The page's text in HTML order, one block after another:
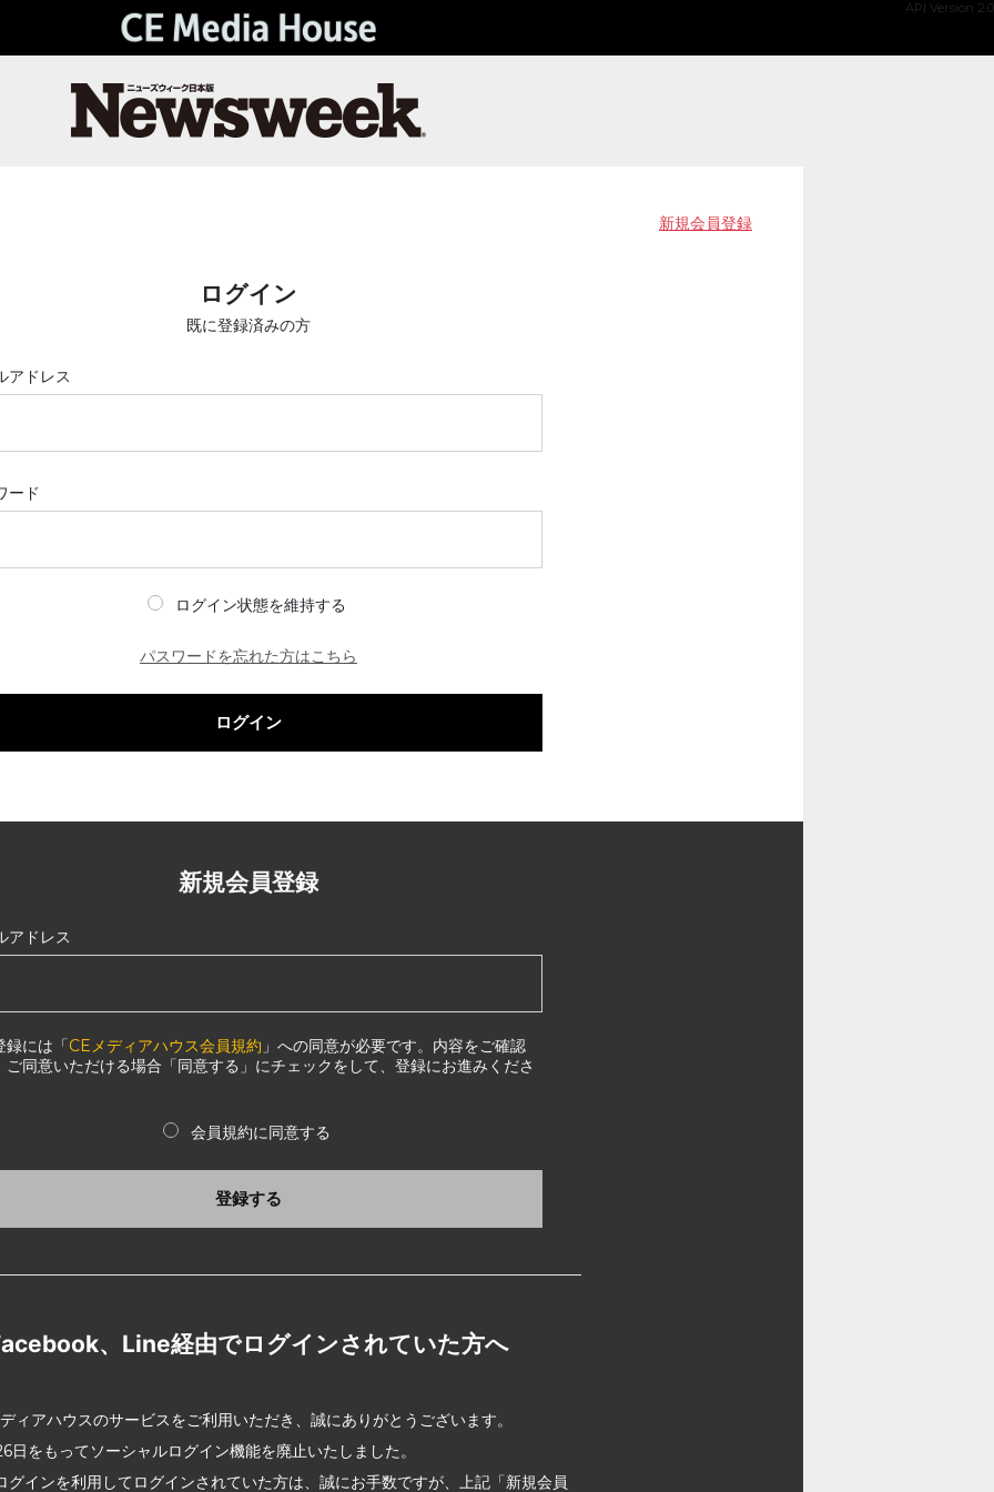
API Version 2.0
新規会員登録
ログイン
既に登録済みの方
アドレス
ード
ログイン状態を維持する
パスワードを忘れた方はこちら
ログイン
新規会員登録
アドレス
録には「CEメディアハウス会員規約 」への同意が必要です。内容をご確認
ご同意いただける場合「同意する」にチェックをして、登録にお進みくださ
会員規約に同意する
登録する
、Line経由でログインされていた方へ
ィアハウスのサービスをご利用いただき、誠にありがとうございます。
日をもってソーシャルログイン機能を廃止いたしました。
グインを利用してログインされていた方は、誠にお手数ですが、上記「新規会員